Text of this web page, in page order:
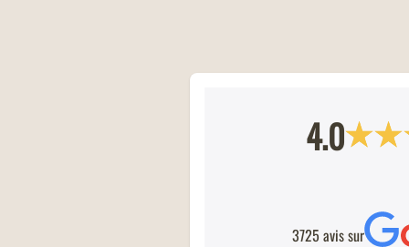
COMMANDEZ À EMPORTER
Commandez à emporter chez
4.0
3725 avis sur